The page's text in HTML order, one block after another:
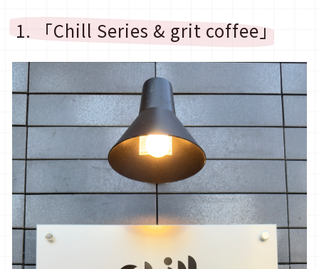
1. 「Chill Series & grit coffee」